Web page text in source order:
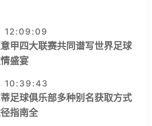
12:09:09
甲四大联赛共同谱写世界足球
盛宴
10:39:43
足球俱乐部多种别名获取方式
指南全